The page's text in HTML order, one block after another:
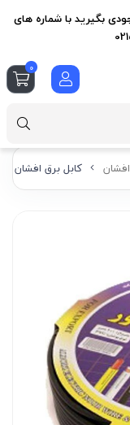
کابل برق افشان 3 در 50+25 البرز الکتریک نور (لینکو)
بگیرید با شماره های
0